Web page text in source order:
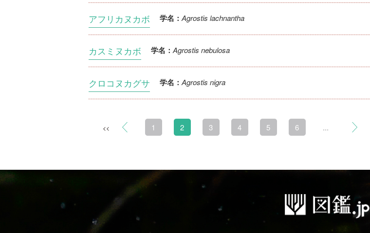
アフリカヌカボ 学名： Agrostis lachnantha
カスミヌカボ 学名： Agrostis nebulosa
クロコヌカグサ 学名： Agrostis nigra
<< 1 2 3 4 5 6 ...